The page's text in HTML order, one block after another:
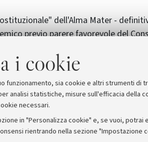
i cookie
funzionamento, sia cookie e altri strumenti
analisi statistiche, misure sull'efficacia della
necessari.
in "Personalizza cookie" e, se vuoi,
rientrando nella sezione "Impostazione
dell'Alma Mater -
previo parere favorevole del
gennaio 2012.